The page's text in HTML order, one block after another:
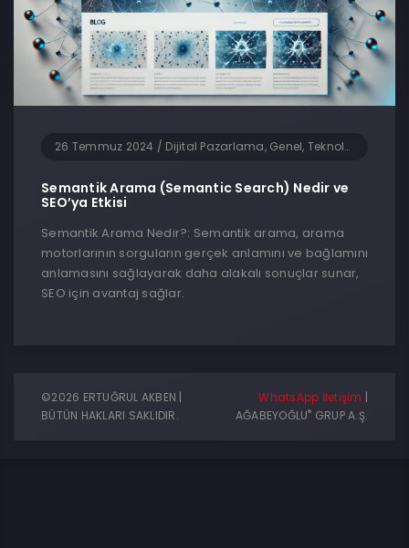
26 Temmuz 2024 / Dijital Pazarlama, Genel, Teknoloji
Semantik Arama (Semantic Search) Nedir ve
SEO’ya Etkisi
Semantik Arama Nedir?: Semantik arama, arama
motorlarının sorguların gerçek anlamını ve bağlamını
anlamasını sağlayarak daha alakalı sonuçlar sunar,
SEO için avantaj sağlar.
©2026 ERTUĞRUL AKBEN |
BÜTÜN HAKLARI SAKLIDIR.
WhatsApp İletişim |
AĞABEYOĞLU® GRUP A.Ş.